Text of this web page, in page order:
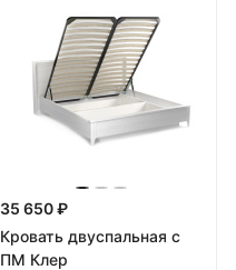
35 650 ₽
Кровать двуспальная с
ПМ Клер